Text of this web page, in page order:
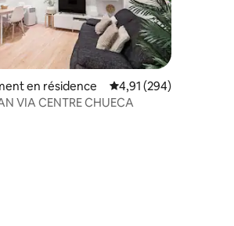
base de 263 commentaires : 4,86 sur 5
en résidence Évaluation moyenne
4,91 (294)
VIA CENTRE CHUECA